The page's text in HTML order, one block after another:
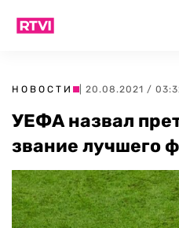
НОВОСТИ | 20.08.2021 /
УЕФА назвал
звание лучшего